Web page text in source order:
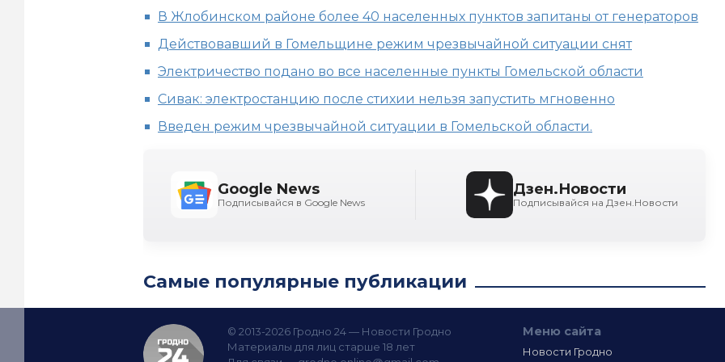
В Жлобинском районе более 40 населенных пунктов запитаны от генераторов
Действовавший в Гомельщине режим чрезвычайной ситуации снят
Электричество подано во все населенные пункты Гомельской области
Сивак: электростанцию после стихии нельзя запустить мгновенно
Введен режим чрезвычайной ситуации в Гомельской области.
Google News
Подписывайся в Google News
Дзен.Новости
Подписывайся на Дзен.Новости
Самые популярные публикации
© 2013-2026 Гродно 24 — Новости Гродно
Материалы для лиц старше 18 лет
Меню сайта
Новости Гродно